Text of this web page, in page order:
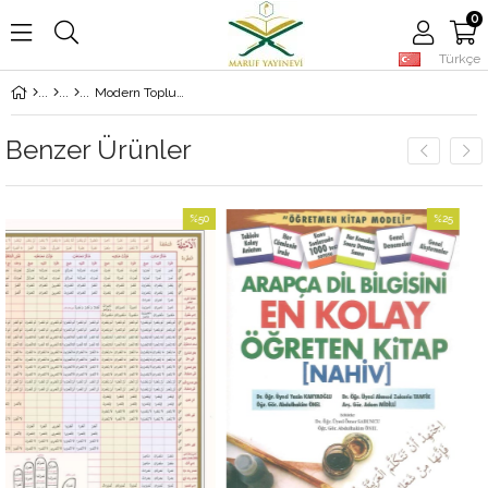
Türkçe
0
Modern Toplumda Görgü Kuralları
Benzer Ürünler
İndirim
%50İndirim
%25
İndirim
%25İndirim